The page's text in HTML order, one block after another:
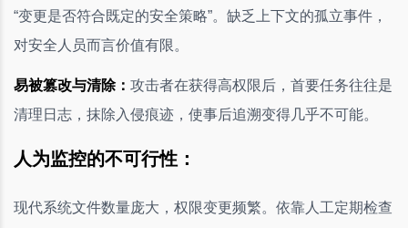
“变更是否符合既定的安全策略”。缺乏上下文的孤立事件，
对安全人员而言价值有限。
易被篡改与清除： 攻击者在获得高权限后，首要任务往往是
清理日志，抹除入侵痕迹，使事后追溯变得几乎不可能。
人为监控的不可行性：
现代系统文件数量庞大，权限变更频繁。依靠人工定期检查